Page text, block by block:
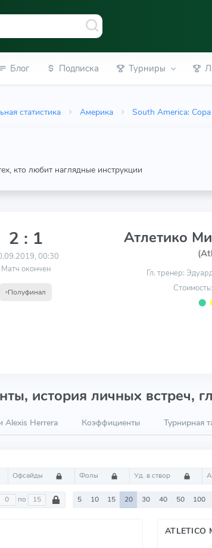
Блог Подписка Турниры
статистика Америка South America:
кто любит наглядные инструкции
2 : 1
00:30
Матч окончен
Полуфинал
Атлетико
Гл. тренер:
⬤
история личных встреч,
Alexis Herrera Коэффициенты Турнирная
Офсайды Фолы Уд. в створ
по 5 10 15 20 30 40 50 100
ATLETICO